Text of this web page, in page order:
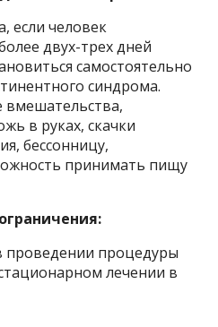
если человек
двух-трех дней
самостоятельно
синдрома.
в руках, скачки
бессонницу,
принимать пищу
проведении процедуры
лечении в